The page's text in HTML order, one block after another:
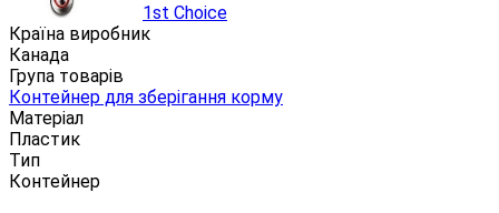
1st Choice
Країна виробник
Канада
Група товарів
Контейнер для зберігання корму
Матеріал
Пластик
Тип
Контейнер